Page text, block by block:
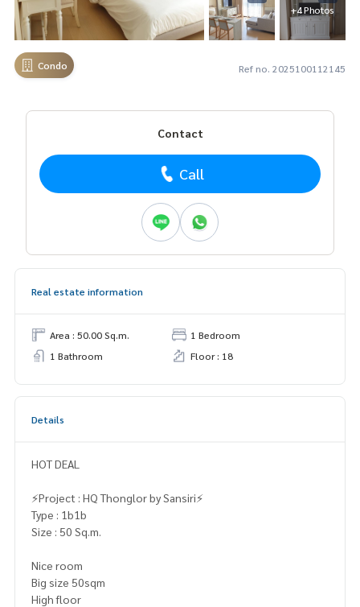
+4 Photos
Condo Ref no. 2025100112145
Contact
Call
Real estate information
Area : 50.00 Sq.m.
1 Bedroom
1 Bathroom
Floor : 18
Details
HOT DEAL
⚡️Project : HQ Thonglor by Sansiri⚡️
Type : 1b1b
Size : 50 Sq.m.
Nice room
Big size 50sqm
High floor